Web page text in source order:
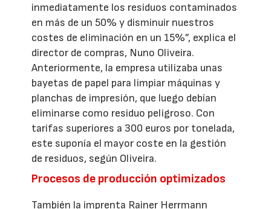
inmediatamente los residuos contaminados
en más de un 50% y disminuir nuestros
costes de eliminación en un 15%”, explica el
director de compras, Nuno Oliveira.
Anteriormente, la empresa utilizaba unas
bayetas de papel para limpiar máquinas y
planchas de impresión, que luego debían
eliminarse como residuo peligroso. Con
tarifas superiores a 300 euros por tonelada,
este suponía el mayor coste en la gestión
de residuos, según Oliveira.
Procesos de producción optimizados
También la imprenta Rainer Herrmann